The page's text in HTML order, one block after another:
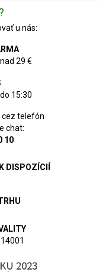
u nás:
29 €
15:30
cez telefón
chat:
10
DISPOZÍCIÍ